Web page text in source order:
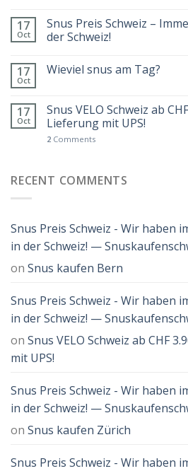
17
Oct
Snus Preis Schweiz –
der Schweiz!
17
Oct
Wieviel snus am Tag?
17
Oct
Snus VELO Schweiz ab
Lieferung mit UPS!
2 Comments
RECENT COMMENTS
Snus Preis Schweiz - Wir haben
in der Schweiz! —
on Snus kaufen Bern
Snus Preis Schweiz - Wir haben
in der Schweiz! —
on Snus VELO Schweiz ab CHF
mit UPS!
Snus Preis Schweiz - Wir haben
in der Schweiz! —
on Snus kaufen Zürich
Snus Preis Schweiz - Wir haben